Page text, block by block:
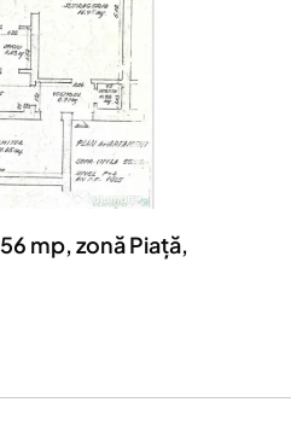
profesionale
mp, zonă Piață,